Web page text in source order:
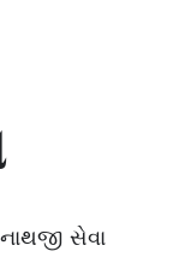
સેવા